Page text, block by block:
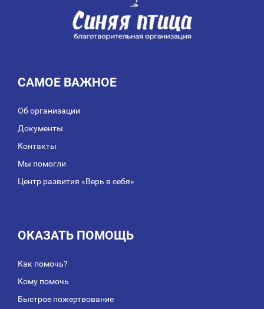
САМОЕ ВАЖНОЕ
Об организации
Документы
Контакты
Мы помогли
Центр развития «Верь в себя»
ОКАЗАТЬ ПОМОЩЬ
Как помочь?
Кому помочь
Быстрое пожертвование